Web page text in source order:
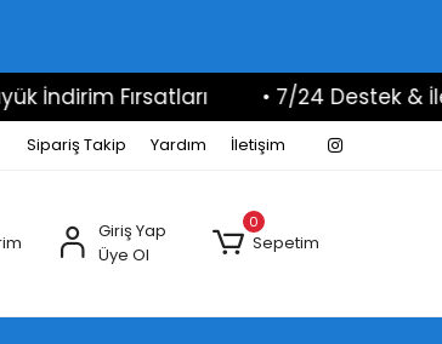
Fırsatları • 7/24 Destek &
Sipariş Takip Yardım İletişim
Giriş Yap
Üye Ol
0
Sepetim